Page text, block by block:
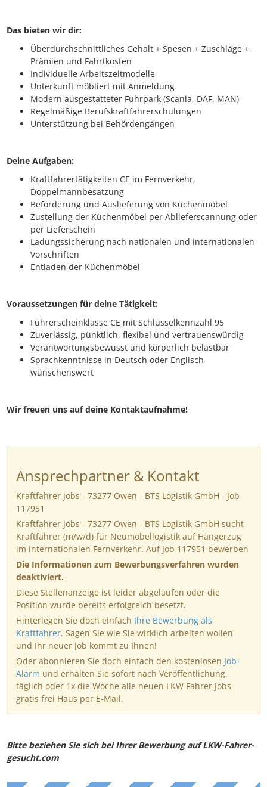
Das bieten wir dir:
Überdurchschnittliches Gehalt + Spesen + Zuschläge +
Prämien und Fahrtkosten
Individuelle Arbeitszeitmodelle
Unterkunft möbliert mit Anmeldung
Modern ausgestatteter Fuhrpark (Scania, DAF, MAN)
Regelmäßige Berufskraftfahrerschulungen
Unterstützung bei Behördengängen
Deine Aufgaben:
Kraftfahrertätigkeiten CE im Fernverkehr,
Doppelmannbesatzung
Beförderung und Auslieferung von Küchenmöbel
Zustellung der Küchenmöbel per Ablieferscannung oder
per Lieferschein
Ladungssicherung nach nationalen und internationalen
Vorschriften
Entladen der Küchenmöbel
Voraussetzungen für deine Tätigkeit:
Führerscheinklasse CE mit Schlüsselkennzahl 95
Zuverlässig, pünktlich, flexibel und vertrauenswürdig
Verantwortungsbewusst und körperlich belastbar
Sprachkenntnisse in Deutsch oder Englisch
wünschenswert
Wir freuen uns auf deine Kontaktaufnahme!
Ansprechpartner & Kontakt
Kraftfahrer Jobs - 73277 Owen - BTS Logistik GmbH - Job
117951
Kraftfahrer Jobs - 73277 Owen - BTS Logistik GmbH sucht
Kraftfahrer (m/w/d) für Neumöbellogistik auf Hängerzug
im internationalen Fernverkehr. Auf Job 117951 bewerben
Die Informationen zum Bewerbungsverfahren wurden
deaktiviert.
Diese Stellenanzeige ist leider abgelaufen oder die
Position wurde bereits erfolgreich besetzt.
Hinterlegen Sie doch einfach Ihre Bewerbung als
Kraftfahrer. Sagen Sie wie Sie wirklich arbeiten wollen
und Ihr neuer Job kommt zu Ihnen!
Oder abonnieren Sie doch einfach den kostenlosen Job-
Alarm und erhalten Sie sofort nach Veröffentlichung,
täglich oder 1x die Woche alle neuen LKW Fahrer Jobs
gratis frei Haus per E-Mail.
Bitte beziehen Sie sich bei Ihrer Bewerbung auf LKW-Fahrer-
gesucht.com